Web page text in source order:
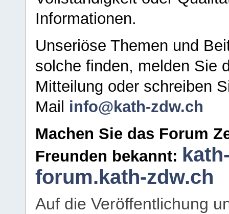
Informationen.
Unseriöse Themen und
solche finden, melden Sie
Mitteilung oder schreiben
Mail info@kath-zdw.ch
Machen Sie das Forum
Freunden bekannt:
forum.kath-zdw.ch
Auf die Veröffentlichung